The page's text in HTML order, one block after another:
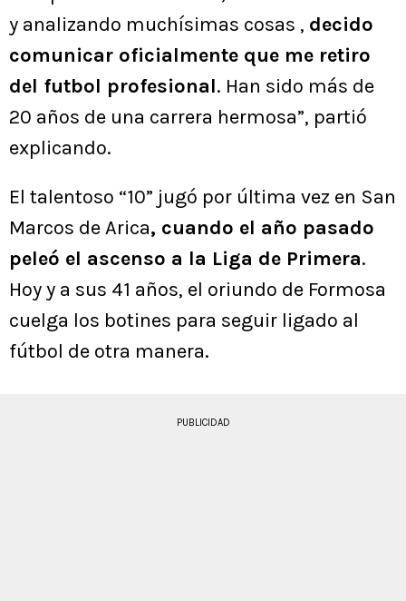
y analizando muchísimas cosas , decido
comunicar oficialmente que me retiro
del futbol profesional. Han sido más de
20 años de una carrera hermosa”, partió
explicando.
El talentoso “10” jugó por última vez en San
Marcos de Arica, cuando el año pasado
peleó el ascenso a la Liga de Primera.
Hoy y a sus 41 años, el oriundo de Formosa
cuelga los botines para seguir ligado al
fútbol de otra manera.
PUBLICIDAD